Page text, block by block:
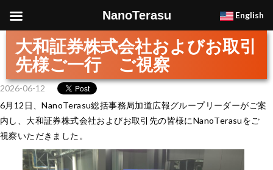
大和証券株式会社およびお取引
先様ご一行 ご視察
2026-06-12
6月12日、NanoTerasu総括事務局加道広報グループリーダーがご案
内し、大和証券株式会社およびお取引先の皆様にNanoTerasuをご
視察いただきました。
NanoTerasu English